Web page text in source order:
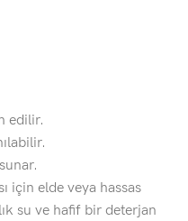
edilir.
için elde veya hassas
su ve hafif bir deterjan